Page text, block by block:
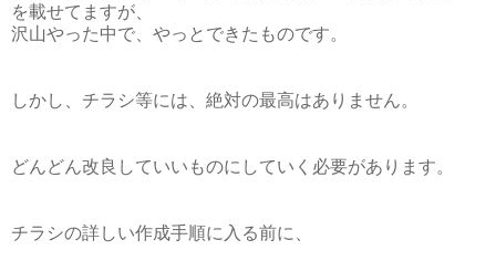
を載せてますが、
沢山やった中で、やっとできたものです。
しかし、チラシ等には、絶対の最高はありません。
どんどん改良していいものにしていく必要があります。
チラシの詳しい作成手順に入る前に、